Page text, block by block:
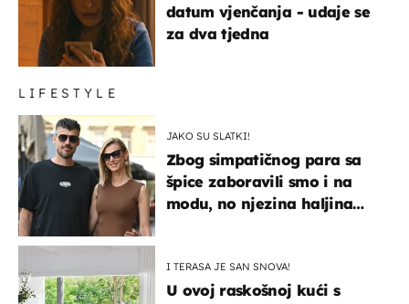
datum vjenčanja - udaje se
za dva tjedna
LIFESTYLE
JAKO SU SLATKI!
Zbog simpatičnog para sa
špice zaboravili smo i na
modu, no njezina haljina
I TERASA JE SAN SNOVA!
U ovoj raskošnoj kući s